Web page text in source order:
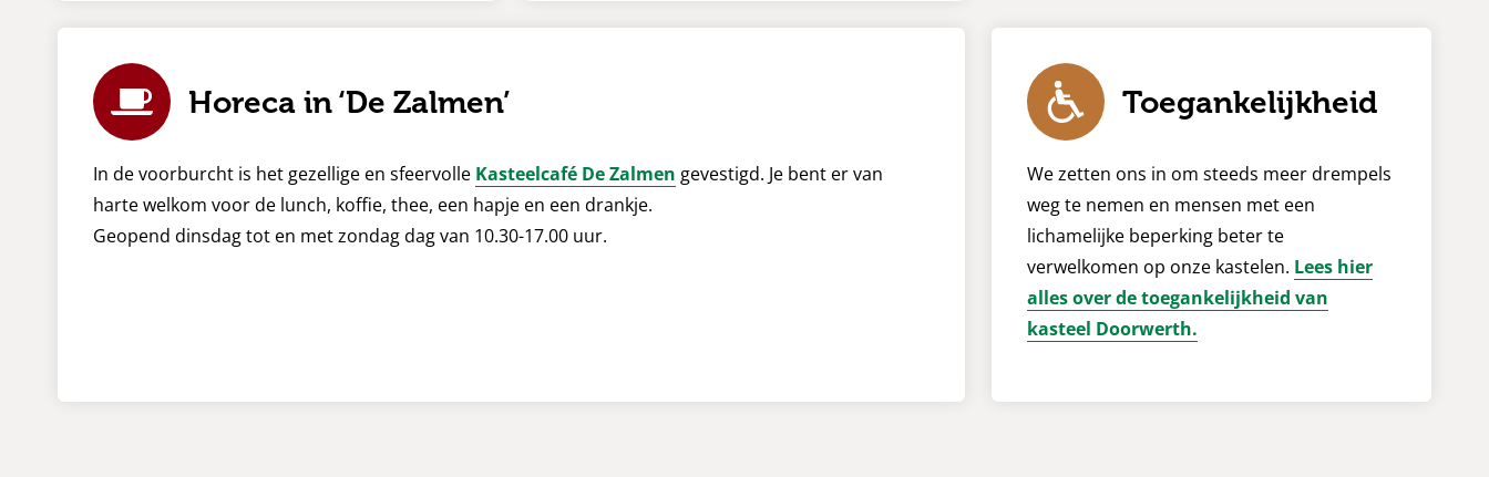
Horeca in ‘De Zalmen’
In de voorburcht is het gezellige en sfeervolle Kasteelcafé De Zalmen gevestigd. Je bent er van
harte welkom voor de lunch, koffie, thee, een hapje en een drankje.
Geopend dinsdag tot en met zondag dag van 10.30-17.00 uur.
Toegankelijkheid
We zetten ons in om steeds meer drempels
weg te nemen en mensen met een
lichamelijke beperking beter te
verwelkomen op onze kastelen. Lees hier
alles over de toegankelijkheid van
kasteel Doorwerth.